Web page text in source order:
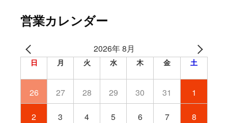
営業カレンダー
2026年 8月
日 月 火 水 木 金 土
26 27 28 29 30 31 1
2 3 4 5 6 7 8